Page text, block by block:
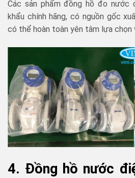
Các sản phẩm đồng hồ đo nước
khẩu chính hãng, có nguồn gốc
có thể hoàn toàn yên tâm lựa chọn
4. Đồng hồ nước